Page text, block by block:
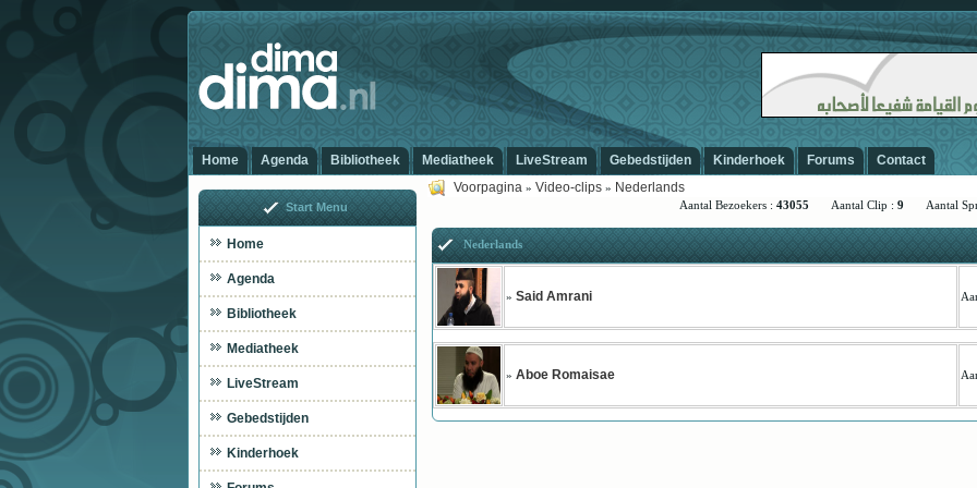
Home Agenda Bibliotheek Mediatheek LiveStream Gebedstijden Kinderhoek Forums
Contact
Voorpagina » Video-clips » Nederlands
Aantal Bezoekers : 43055 Aantal Clip : 9 Aantal
Nederlands
» Said Amrani
» Aboe Romaisae
Start Menu
Home
Agenda
Bibliotheek
Mediatheek
LiveStream
Gebedstijden
Kinderhoek